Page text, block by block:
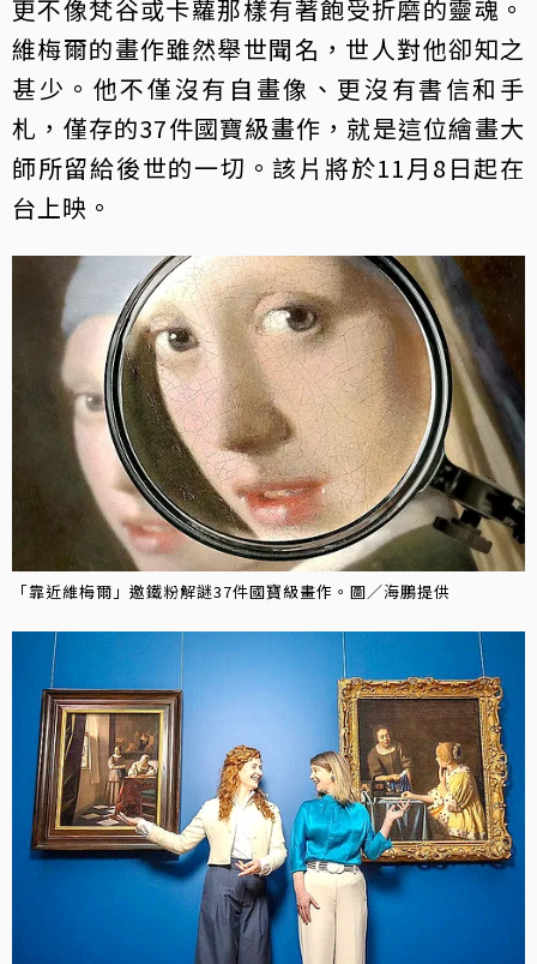
更不像梵谷或卡蘿那樣​​有著飽受折磨的靈魂。
維梅爾的畫作雖然舉世聞名，世人對他卻知之
甚少。他不僅沒有自畫像、更沒有書信和手
札，僅存的37件國寶級畫作，就是這位繪畫大
師所留給後世的一切。該片將於11月8日起在
台上映。
「靠近維梅爾」邀鐵粉解謎37件國寶級畫作。圖／海鵬提供